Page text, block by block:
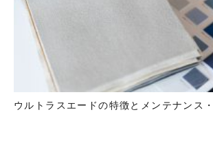
ウルトラスエードの特徴とメンテナンス